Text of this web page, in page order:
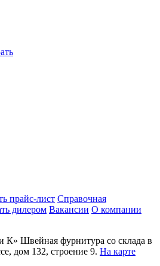
прайс-лист Справочная
дилером Вакансии О компании
К» Швейная фурнитура со склада в
дом 132, строение 9. На карте